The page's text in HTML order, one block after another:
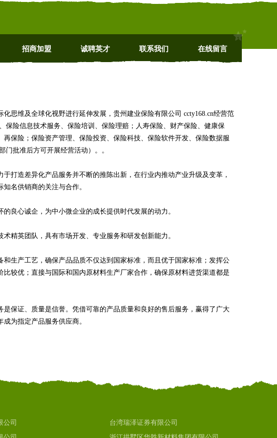
招商加盟 诚聘英才 联系我们 在线留言
思维及全球化视野进行延伸发展，贵州建业保险有限公司 ccty168.cn经营范
保险信息技术服务、保险培训、保险理赔；人寿保险、财产保险、健康保
保险；保险资产管理、保险投资、保险科技、保险软件开发、保险数据服
门批准后方可开展经营活动）。。
打造差异化产品服务并不断的推陈出新，在行业内推动产业升级及变革，
名供销商的关注与合作。
良心诚企，为中小微企业的成长提供时代发展的动力。
精英团队，具有市场开发、专业服务和研发创新能力。
生产工艺，确保产品品质不仅达到国家标准，而且优于国家标准；发挥公
较优；直接与国际和国内原材料生产厂家合作，确保原材料进货渠道都是
保证、质量是信誉。凭借可靠的产品质量和良好的售后服务，赢得了广大
为指定产品服务供应商。
公司
台湾瑞泽证券有限公司